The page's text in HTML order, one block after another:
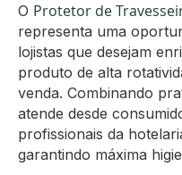
O Protetor de
representa uma
lojistas que desejam
produto de alta
venda. Combinando
atende desde
profissionais da
garantindo máxima